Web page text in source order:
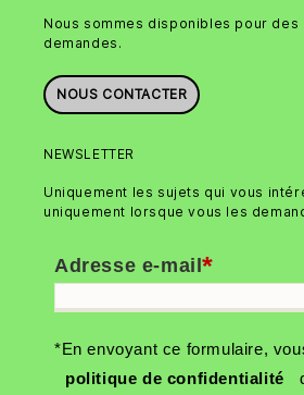
Nous sommes disponibles pour des
demandes.
NOUS CONTACTER
NEWSLETTER
Uniquement les sujets qui vous
uniquement lorsque vous les
*
Adresse e-mail
*En envoyant ce formulaire,
politique de confidentialité